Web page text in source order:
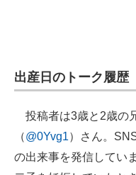
出産日のトーク履歴
投稿者は3歳と2歳の
（@0Yvg1）さん。
の出来事を発信してい